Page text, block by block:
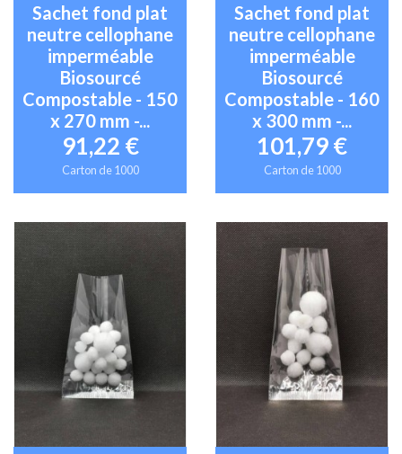
Sachet fond plat
neutre cellophane
imperméable
Biosourcé
Compostable - 150
x 270 mm -...
91,22 €
Carton de 1000
Sachet fond plat
neutre cellophane
imperméable
Biosourcé
Compostable - 160
x 300 mm -...
101,79 €
Carton de 1000